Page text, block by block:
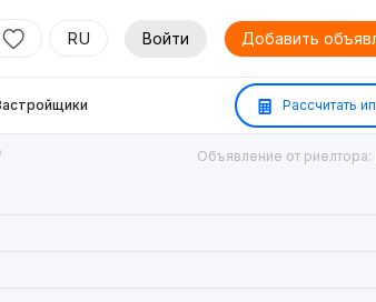
RU Войти Добавить
Рассчитать
Объявление от риелтора: